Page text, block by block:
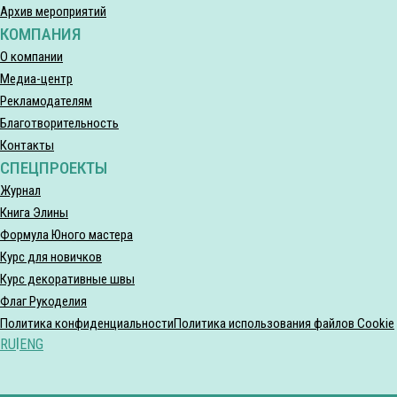
Архив мероприятий
КОМПАНИЯ
О компании
Медиа-центр
Рекламодателям
Благотворительность
Контакты
СПЕЦПРОЕКТЫ
Журнал
Книга Элины
Формула Юного мастера
Курс для новичков
Курс декоративные швы
Флаг Рукоделия
Политика конфиденциальностиПолитика использования файлов Cookie
RU ENG